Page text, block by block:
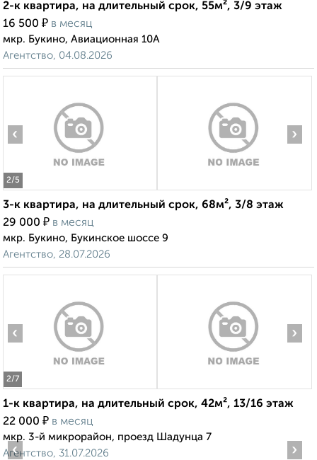
2-к квартира, на длительный срок, 55м², 3/9 этаж
16 500 ₽ в месяц
мкр. Букино, Авиационная 10А
Агентство, 04.08.2026
2/5
‹ ›
3-к квартира, на длительный срок, 68м², 3/8 этаж
29 000 ₽ в месяц
мкр. Букино, Букинское шоссе 9
Агентство, 28.07.2026
2/7
‹ ›
1-к квартира, на длительный срок, 42м², 13/16 этаж
22 000 ₽ в месяц
мкр. 3-й микрорайон, проезд Шадунца 7
Агентство, 31.07.2026
‹ ›